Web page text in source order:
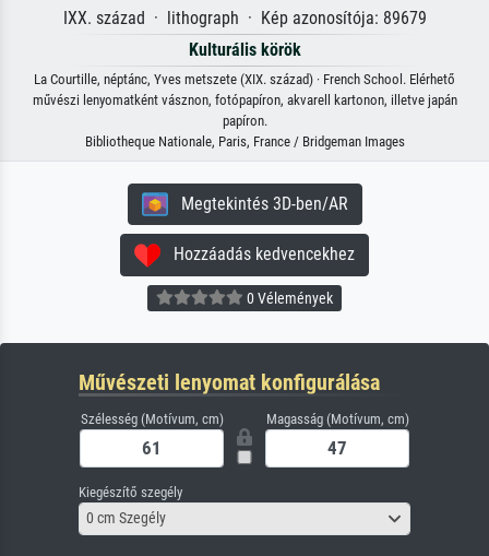
IXX. század · lithograph · Kép azonosítója: 89679
Kulturális körök
La Courtille, néptánc, Yves metszete (XIX. század) · French School. Elérhető
művészi lenyomatként vásznon, fotópapíron, akvarell kartonon, illetve japán
papíron.
Bibliotheque Nationale, Paris, France / Bridgeman Images
Megtekintés 3D-ben/AR
Hozzáadás kedvencekhez
0 Vélemények
Művészeti lenyomat konfigurálása
Szélesség (Motívum, cm) Magasság (Motívum, cm)
Kiegészítő szegély
0 cm Szegély